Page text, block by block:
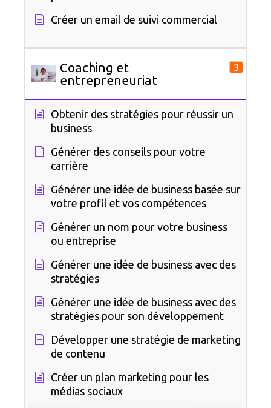
Créer un email de suivi commercial
Coaching et
entrepreneuriat
3
Obtenir des stratégies pour réussir un
business
Générer des conseils pour votre
carrière
Générer une idée de business basée sur
votre profil et vos compétences
Générer un nom pour votre business
ou entreprise
Générer une idée de business avec des
stratégies
Générer une idée de business avec des
stratégies pour son développement
Développer une stratégie de marketing
de contenu
Créer un plan marketing pour les
médias sociaux